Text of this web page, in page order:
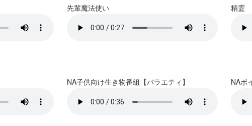
先輩魔法使い 精霊
NA子供向け生き物番組【バラエティ】 NAボ